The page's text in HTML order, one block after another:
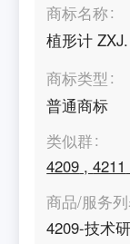
商标名称
植形计 ZXJ.
商标类型
普通商标
类似群
4209 ,4211
商品/服务
4209-技术